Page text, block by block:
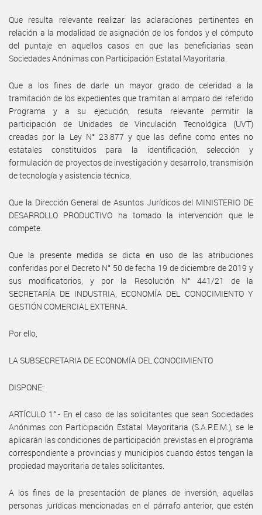
Que resulta relevante realizar las aclaraciones pertinentes en
relación a la modalidad de asignación de los fondos y el cómputo
del puntaje en aquellos casos en que las beneficiarias sean
Sociedades Anónimas con Participación Estatal Mayoritaria.
Que a los fines de darle un mayor grado de celeridad a la
tramitación de los expedientes que tramitan al amparo del referido
Programa y a su ejecución, resulta relevante permitir la
participación de Unidades de Vinculación Tecnológica (UVT)
creadas por la Ley N° 23.877 y que las define como entes no
estatales constituidos para la identificación, selección y
formulación de proyectos de investigación y desarrollo, transmisión
de tecnología y asistencia técnica.
Que la Dirección General de Asuntos Jurídicos del MINISTERIO DE
DESARROLLO PRODUCTIVO ha tomado la intervención que le
compete.
Que la presente medida se dicta en uso de las atribuciones
conferidas por el Decreto N° 50 de fecha 19 de diciembre de 2019 y
sus modificatorios, y por la Resolución N° 441/21 de la
SECRETARÍA DE INDUSTRIA, ECONOMÍA DEL CONOCIMIENTO Y
GESTIÓN COMERCIAL EXTERNA.
Por ello,
LA SUBSECRETARIA DE ECONOMÍA DEL CONOCIMIENTO
DISPONE:
ARTÍCULO 1°.- En el caso de las solicitantes que sean Sociedades
Anónimas con Participación Estatal Mayoritaria (S.A.P.E.M.), se le
aplicarán las condiciones de participación previstas en el programa
correspondiente a provincias y municipios cuando éstos tengan la
propiedad mayoritaria de tales solicitantes.
A los fines de la presentación de planes de inversión, aquellas
personas jurídicas mencionadas en el párrafo anterior, que estén